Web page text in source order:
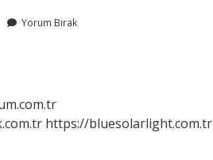
Yorum Bırak
https://bluesolarlight.com.tr